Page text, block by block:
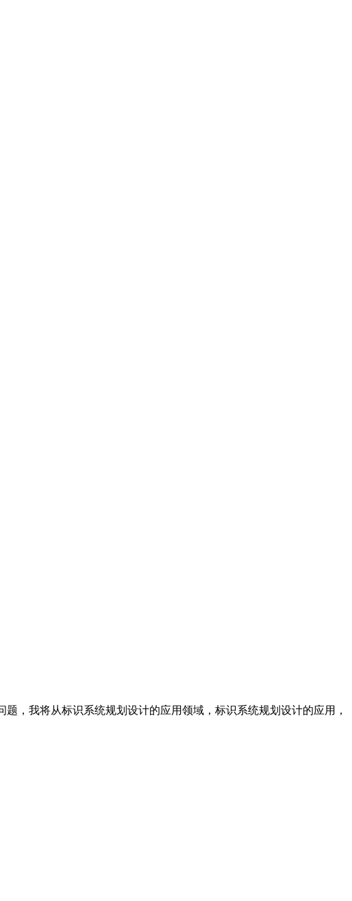
，我将从标识系统规划设计的应用领域，标识系统规划设计的应用，